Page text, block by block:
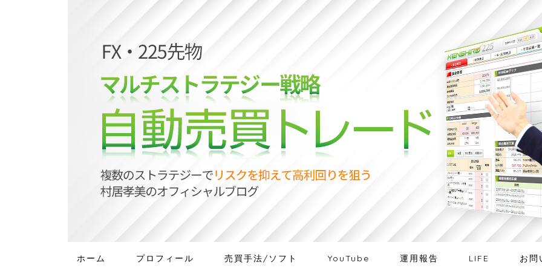
ホーム プロフィール 売買手法/ソフト YouTube 運用報告 LIFE お問